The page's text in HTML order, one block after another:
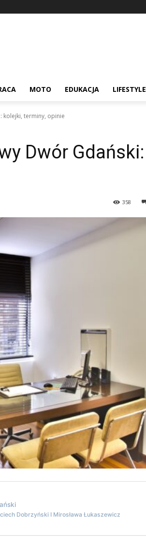
MOTO EDUKACJA LIFESTYLE
kolejki, terminy, opinie
Dwór Gdański:
358
Dobrzyński I Mirosława Łukaszewicz